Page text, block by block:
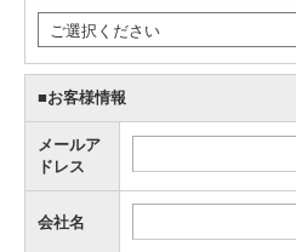
■お客様情報
メールア
ドレス
会社名